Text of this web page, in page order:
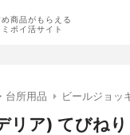
め商品がもらえる
ポイ活サイト
台所用品 ビールジョッ
リア) てびね